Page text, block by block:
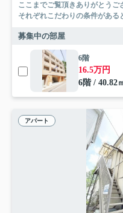
ここまでご覧頂きありがとうございます。 お部屋探し
それぞれこだわりの条件がある
募集中の部屋
6階
16.5万円
6階 / 40.82
アパート